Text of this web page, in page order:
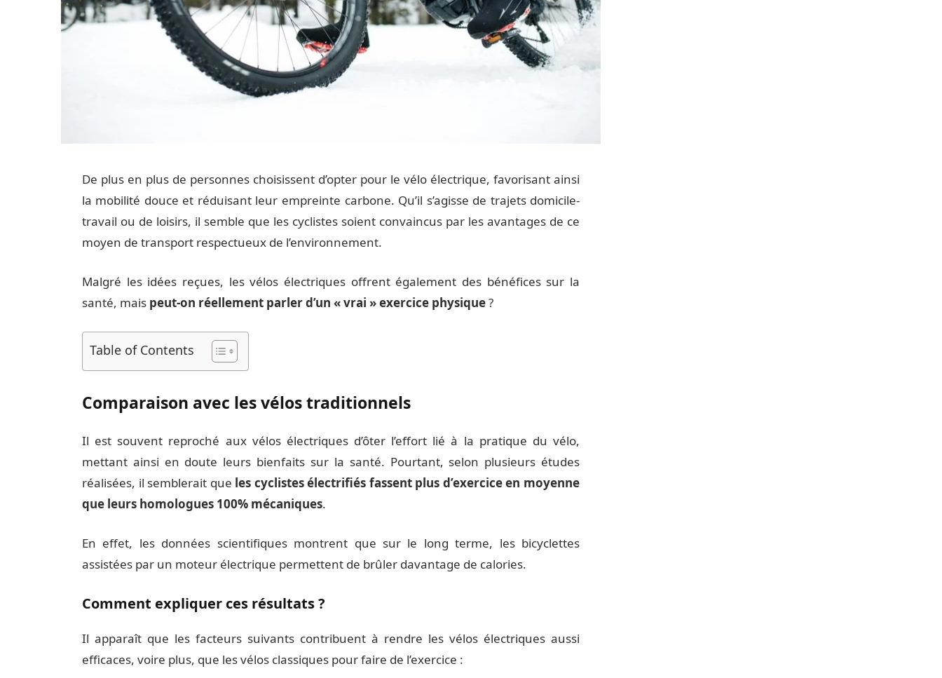
De plus en plus de personnes choisissent d’opter pour le vélo électrique, favorisant ainsi
la mobilité douce et réduisant leur empreinte carbone. Qu’il s’agisse de trajets domicile-
travail ou de loisirs, il semble que les cyclistes soient convaincus par les avantages de ce
moyen de transport respectueux de l’environnement.
Malgré les idées reçues, les vélos électriques offrent également des bénéfices sur la
santé, mais peut-on réellement parler d’un « vrai » exercice physique?
Table of Contents
Comparaison avec les vélos traditionnels
Il est souvent reproché aux vélos électriques d’ôter l’effort lié à la pratique du vélo,
mettant ainsi en doute leurs bienfaits sur la santé. Pourtant, selon plusieurs études
réalisées, il semblerait que les cyclistes électrifiés fassent plus d’exercice en moyenne
que leurs homologues 100% mécaniques.
En effet, les données scientifiques montrent que sur le long terme, les bicyclettes
assistées par un moteur électrique permettent de brûler davantage de calories.
Comment expliquer ces résultats ?
Il apparaît que les facteurs suivants contribuent à rendre les vélos électriques aussi
efficaces, voire plus, que les vélos classiques pour faire de l’exercice :